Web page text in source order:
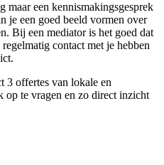
maar een kennismakingsgesprek
je een goed beeld vormen over
Bij een mediator is het goed dat
contact met je hebben
3 offertes van lokale en
op te vragen en zo direct inzicht